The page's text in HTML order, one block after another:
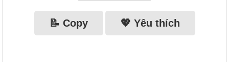
📝 Copy 💖 Yêu thích